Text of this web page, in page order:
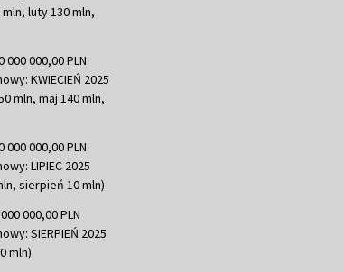
luty 130 mln,
000,00 PLN
KWIECIEŃ 2025
mln, maj 140 mln,
000,00 PLN
LIPIEC 2025
sierpień 10 mln)
000,00 PLN
SIERPIEŃ 2025
mln)